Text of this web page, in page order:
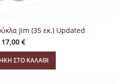
Jim (35 εκ.) Updated
17,00 €
ΣΤΟ ΚΑΛΆΘΙ